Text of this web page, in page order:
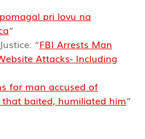
pomagal pri lovu na
”
“FBI Arrests Man
Attacks- Including
for man accused of
baited, humiliated him”